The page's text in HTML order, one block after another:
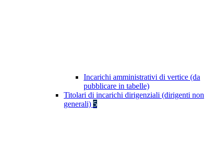
Incarichi amministrativi di vertice (da
pubblicare in tabelle)
Titolari di incarichi dirigenziali (dirigenti non
generali) 5